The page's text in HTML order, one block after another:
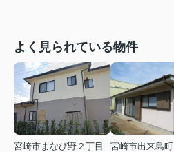
よく見られている物件
宮崎市まなび野２丁目
宮崎市出来島町